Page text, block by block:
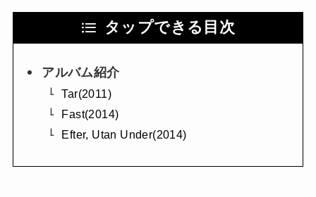
タップできる目次
アルバム紹介
Tar(2011)
Fast(2014)
Efter, Utan Under(2014)